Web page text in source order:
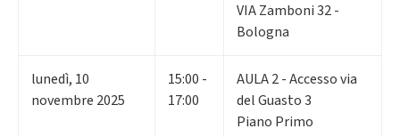
VIA Zamboni 32 -
Bologna
lunedì, 10
novembre 2025
15:00 -
17:00
AULA 2 - Accesso via
del Guasto 3
Piano Primo